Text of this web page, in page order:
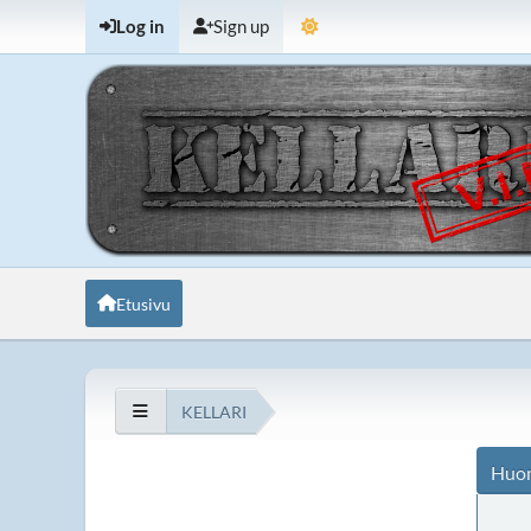
Log in Sign up
Etusivu
KELLARI